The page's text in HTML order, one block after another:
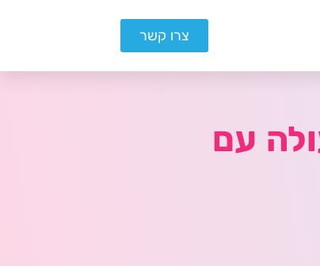
צרו קשר
עם